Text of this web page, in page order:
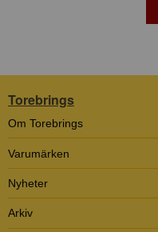
Torebrings
Om Torebrings
Varumärken
Nyheter
Arkiv